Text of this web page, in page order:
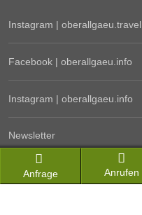
Anfrage Anrufen
Instagram | oberallgaeu.travel
Facebook | oberallgaeu.info
Instagram | oberallgaeu.info
Newsletter
Kontakt